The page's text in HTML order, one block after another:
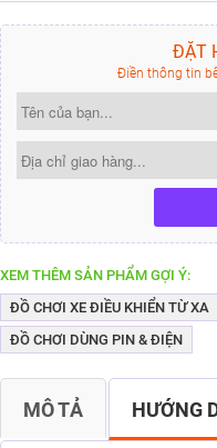
ĐẶT
Điền thông tin
XEM THÊM SẢN PHẨM GỢI Ý:
ĐỒ CHƠI XE ĐIỀU KHIỂN TỪ XA
ĐỒ CHƠI DÙNG PIN & ĐIỆN
MÔ TẢ HƯỚNG